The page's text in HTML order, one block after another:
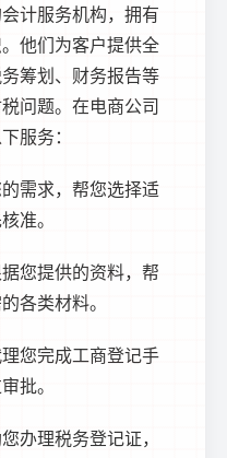
计服务机构，拥有
他们为客户提供全
筹划、财务报告等
问题。在电商公司
服务：
需求，帮您选择适
准。
您提供的资料，帮
各类材料。
您完成工商登记手
批。
办理税务登记证，